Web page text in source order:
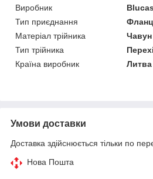
Виробник
Тип приєднання
Матеріал трійника
Чавун
Тип трійника
Країна виробник
Литва
Умови доставки
Доставка здійснюється тільки по
Нова Пошта